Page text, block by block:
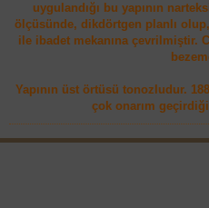
uygulandığı bu yapının
ölçüsünde, dikdörtgen planlı
ile ibadet mekanına çevrilmiştir.
Yapının üst örtüsü tonozludur.
çok onarım